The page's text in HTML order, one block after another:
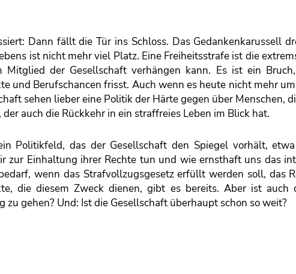
Dann fällt die Tür ins Schloss. Das Gedankenkarussell
ist nicht mehr viel Platz. Eine Freiheitsstrafe ist die
Mitglied der Gesellschaft verhängen kann. Es ist ein
und Berufschancen frisst. Auch wenn es heute nicht mehr
sehen lieber eine Politik der Härte gegen über Menschen,
auch die Rückkehr in ein straffreies Leben im Blick hat.
Politikfeld, das der Gesellschaft den Spiegel vorhält,
zur Einhaltung ihrer Rechte tun und wie ernsthaft uns das
wenn das Strafvollzugsgesetz erfüllt werden soll, das
die diesem Zweck dienen, gibt es bereits. Aber ist auch
zu gehen? Und: Ist die Gesellschaft überhaupt schon so weit?